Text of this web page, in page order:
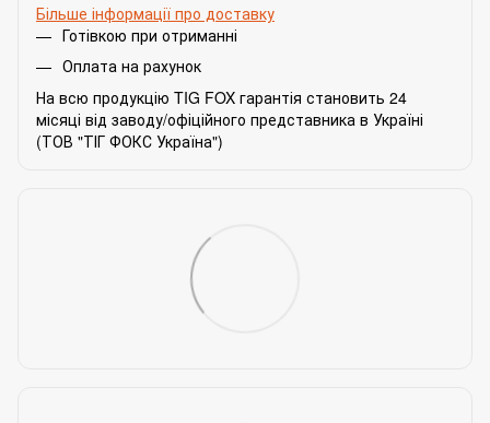
Більше інформації про доставку
Готівкою при отриманні
Оплата на рахунок
На всю продукцію TIG FOX гарантія становить 24
місяці від заводу/офіційного представника в Україні
(ТОВ "ТІГ ФОКС Україна")